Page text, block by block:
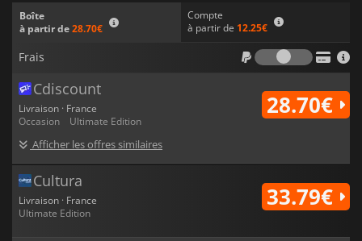
Boîte
à partir de28.70€
Compte
à partir de 12.25€
Frais
Frais
Cdiscount
Livraison · France
Occasion
Ultimate Edition
Afficher les offres similaires
28.70€
Cultura
Livraison · France
Ultimate Edition
33.79€